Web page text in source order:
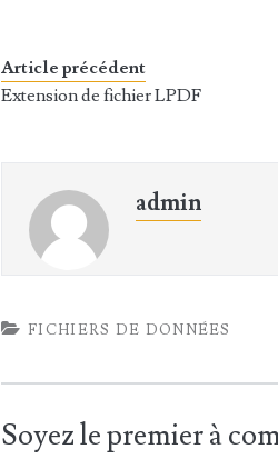
Article précédent
Extension de fichier LPDF
admin
FICHIERS DE DONNÉES
Soyez le premier à